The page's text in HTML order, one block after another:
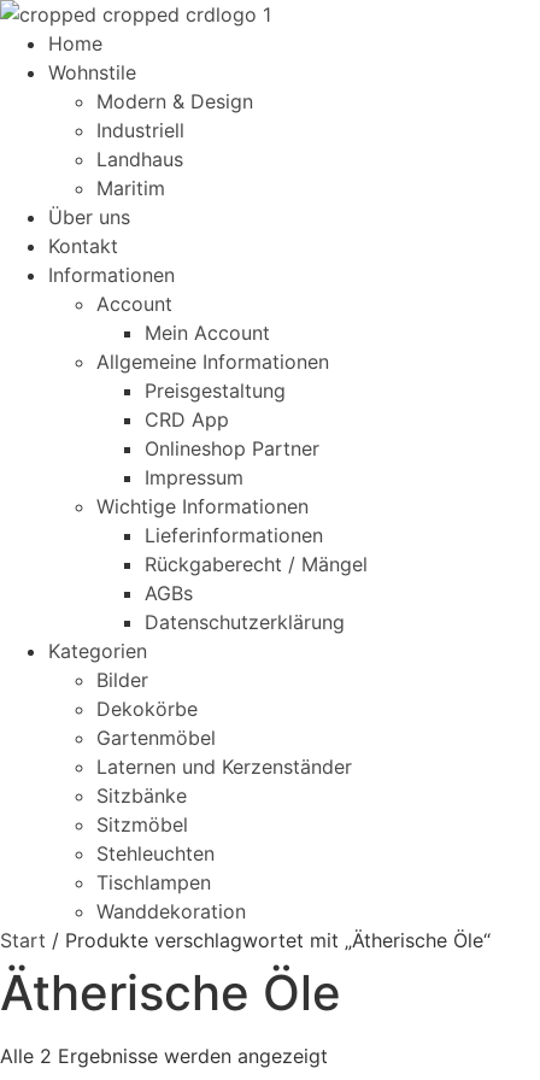
Home
Wohnstile
Modern & Design
Industriell
Landhaus
Maritim
Über uns
Kontakt
Informationen
Account
Mein Account
Allgemeine Informationen
Preisgestaltung
CRD App
Onlineshop Partner
Impressum
Wichtige Informationen
Lieferinformationen
Rückgaberecht / Mängel
AGBs
Datenschutzerklärung
Kategorien
Bilder
Dekokörbe
Gartenmöbel
Laternen und Kerzenständer
Sitzbänke
Sitzmöbel
Stehleuchten
Tischlampen
Wanddekoration
Start / Produkte verschlagwortet mit „Ätherische Öle“
Ätherische Öle
Alle 2 Ergebnisse werden angezeigt